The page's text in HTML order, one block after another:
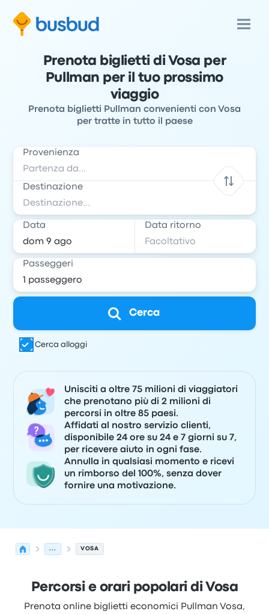
Prenota biglietti di Vosa per
Pullman per il tuo prossimo
viaggio
Prenota biglietti Pullman convenienti con Vosa
per tratte in tutto il paese
Provenienza
Destinazione
Data Data ritorno
Passeggeri
Cerca
Cerca alloggi
Unisciti a oltre 75 milioni di viaggiatori
che prenotano più di 2 milioni di
percorsi in oltre 85 paesi.
Affidati al nostro servizio clienti,
disponibile 24 ore su 24 e 7 giorni su 7,
per ricevere aiuto in ogni fase.
Annulla in qualsiasi momento e ricevi
un rimborso del 100%, senza dover
fornire una motivazione.
... VOSA
Percorsi e orari popolari di Vosa
Prenota online biglietti economici Pullman Vosa,